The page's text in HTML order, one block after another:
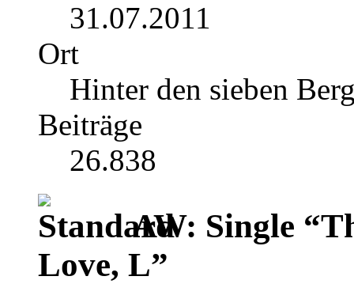
31.07.2011
Ort
Hinter den sieben
Beiträge
26.838
AW: Single
Love, L”